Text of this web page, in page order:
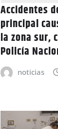
Accidentes
principal
la zona sur,
Policía
noticias